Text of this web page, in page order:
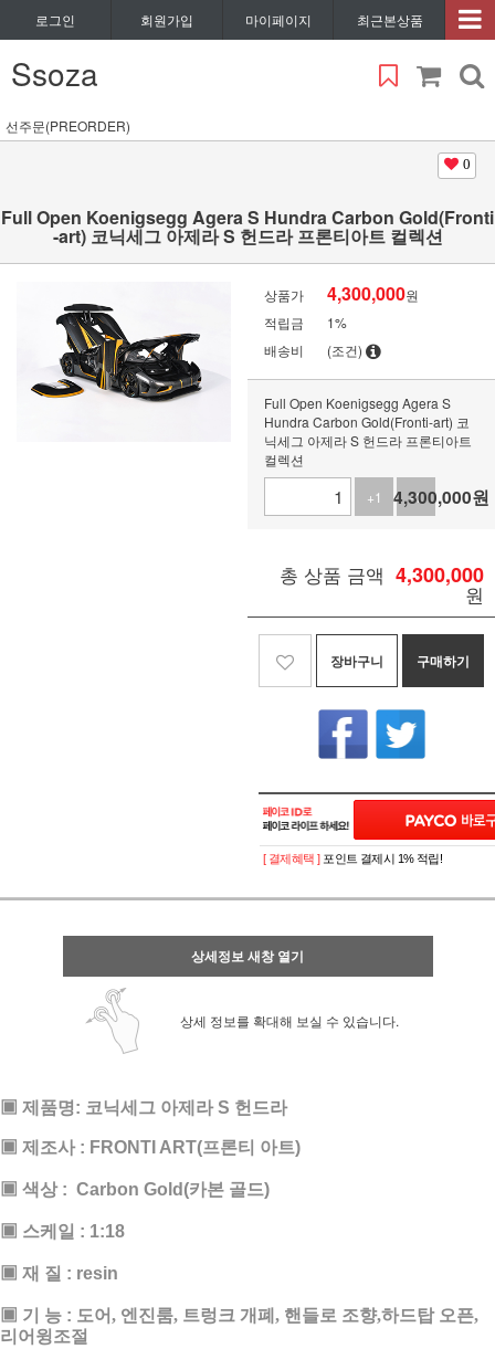
로그인 회원가입 마이페이지 최근본상품
Ssoza
선주문(PREORDER)
0
Full Open Koenigsegg Agera S Hundra Carbon Gold(Fronti
-art) 코닉세그 아제라 S 헌드라 프론티아트 컬렉션
상품가 4,300,000원
적립금
1%
배송비
(조건)
Full Open Koenigsegg Agera S
Hundra Carbon Gold(Fronti-art) 코
닉세그 아제라 S 헌드라 프론티아트
컬렉션
+1
-1
4,300,000원
총 상품 금액 4,300,000
원
장바구니 구매하기
[ 결제혜택 ] 포인트 결제시 1% 적립!
상세정보 새창 열기
상세 정보를 확대해 보실 수 있습니다.
▣ 제품명: 코닉세그 아제라 S 헌드라
▣ 제조사 : FRONTI ART(프론티 아트)
▣ 색상 : Carbon Gold (카본 골드)
▣ 스케일 : 1:18
▣ 재 질 : resin
▣ 기 능 : 도어, 엔진룸, 트렁크 개폐, 핸들로 조향,하드탑 오픈,
리어윙조절